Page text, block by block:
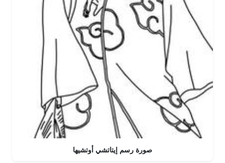
صورة رسم إيتاتشي أوتشيها